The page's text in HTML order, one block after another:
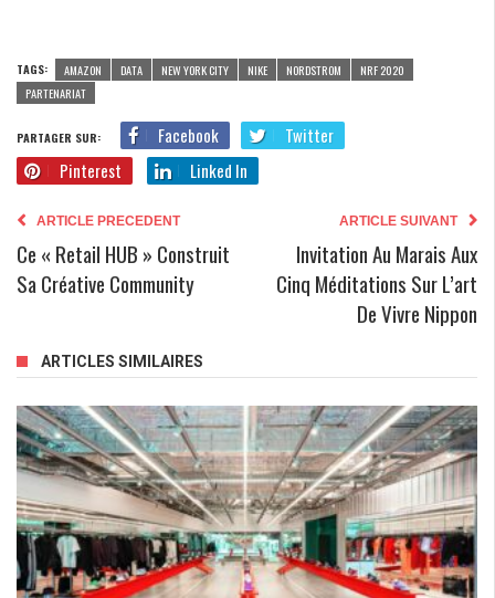
TAGS: AMAZON DATA NEW YORK CITY NIKE NORDSTROM
NRF 2020
PARTENARIAT
PARTAGER SUR: Facebook
Twitter
Pinterest
Linked In
ARTICLE PRECEDENT
Ce « Retail HUB » Construit
Sa Créative Community
ARTICLE SUIVANT
Invitation Au Marais Aux
Cinq Méditations Sur L’art
De Vivre Nippon
ARTICLES SIMILAIRES